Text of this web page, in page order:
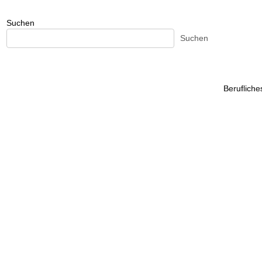
Suchen
Suchen